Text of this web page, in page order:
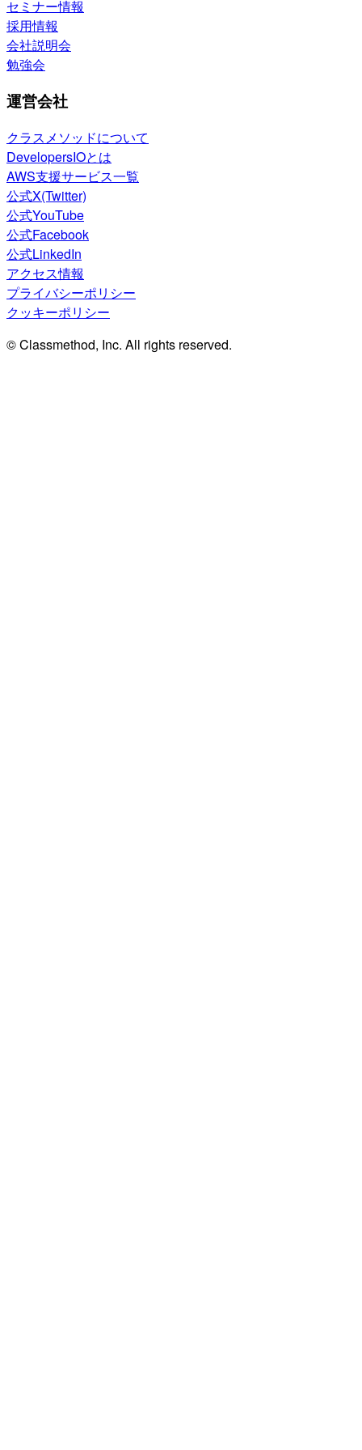
セミナー情報
採用情報
会社説明会
勉強会
運営会社
クラスメソッドについて
DevelopersIOとは
AWS支援サービス一覧
公式X(Twitter)
公式YouTube
公式Facebook
公式LinkedIn
アクセス情報
プライバシーポリシー
クッキーポリシー
© Classmethod, Inc. All rights reserved.